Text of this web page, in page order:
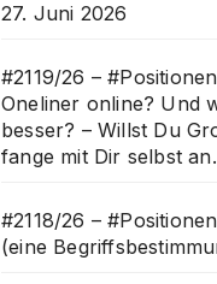
27. Juni 2026
#2119/26 –
Oneliner online? Und
besser? – Willst Du
fange mit Dir selbst an.
#2118/26 –
(eine